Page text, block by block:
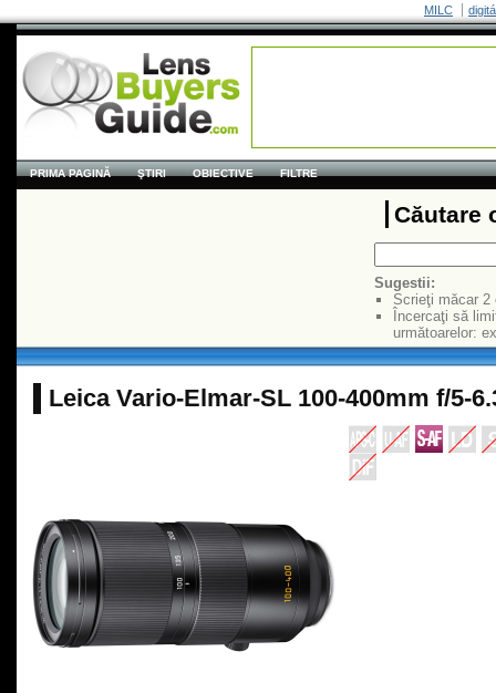
MILC
PRIMA PAGINĂ ŞTIRI OBIECTIVE FILTRE
Căutare
Sugestii:
Scrieţi măcar 2
Încercaţi să
următoarelor:
Leica Vario-Elmar-SL 100-400mm f/5-